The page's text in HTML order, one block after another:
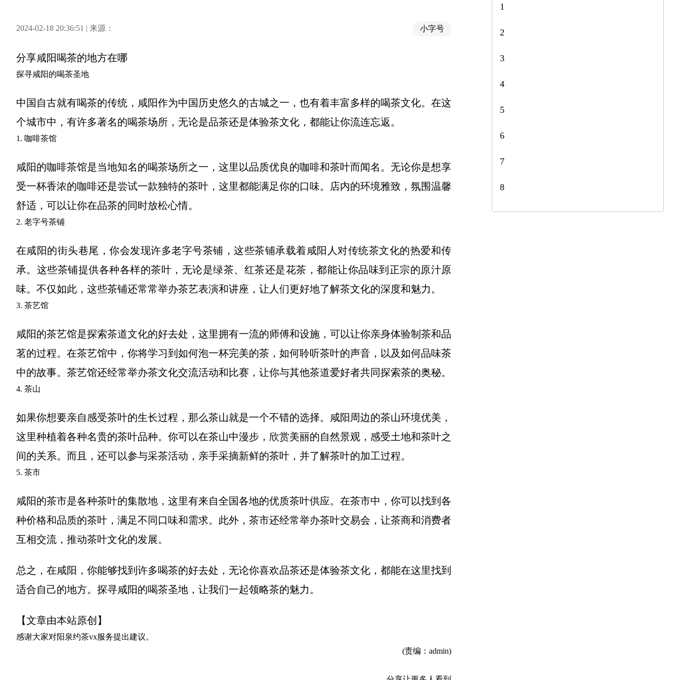
2024-02-18 20:36:51 | 来源： 小字号
分享咸阳喝茶的地方在哪
探寻咸阳的喝茶圣地
中国自古就有喝茶的传统，咸阳作为中国历史悠久的古城之一，也有着丰富多样的喝茶文化。在这
个城市中，有许多著名的喝茶场所，无论是品茶还是体验茶文化，都能让你流连忘返。
1. 咖啡茶馆
咸阳的咖啡茶馆是当地知名的喝茶场所之一，这里以品质优良的咖啡和茶叶而闻名。无论你是想享
受一杯香浓的咖啡还是尝试一款独特的茶叶，这里都能满足你的口味。店内的环境雅致，氛围温馨
舒适，可以让你在品茶的同时放松心情。
2. 老字号茶铺
在咸阳的街头巷尾，你会发现许多老字号茶铺，这些茶铺承载着咸阳人对传统茶文化的热爱和传
承。这些茶铺提供各种各样的茶叶，无论是绿茶、红茶还是花茶，都能让你品味到正宗的原汁原
味。不仅如此，这些茶铺还常常举办茶艺表演和讲座，让人们更好地了解茶文化的深度和魅力。
3. 茶艺馆
咸阳的茶艺馆是探索茶道文化的好去处，这里拥有一流的师傅和设施，可以让你亲身体验制茶和品
茗的过程。在茶艺馆中，你将学习到如何泡一杯完美的茶，如何聆听茶叶的声音，以及如何品味茶
中的故事。茶艺馆还经常举办茶文化交流活动和比赛，让你与其他茶道爱好者共同探索茶的奥秘。
4. 茶山
如果你想要亲自感受茶叶的生长过程，那么茶山就是一个不错的选择。咸阳周边的茶山环境优美，
这里种植着各种名贵的茶叶品种。你可以在茶山中漫步，欣赏美丽的自然景观，感受土地和茶叶之
间的关系。而且，还可以参与采茶活动，亲手采摘新鲜的茶叶，并了解茶叶的加工过程。
5. 茶市
咸阳的茶市是各种茶叶的集散地，这里有来自全国各地的优质茶叶供应。在茶市中，你可以找到各
种价格和品质的茶叶，满足不同口味和需求。此外，茶市还经常举办茶叶交易会，让茶商和消费者
互相交流，推动茶叶文化的发展。
总之，在咸阳，你能够找到许多喝茶的好去处，无论你喜欢品茶还是体验茶文化，都能在这里找到
适合自己的地方。探寻咸阳的喝茶圣地，让我们一起领略茶的魅力。
【文章由本站原创】
感谢大家对阳泉约茶vx服务提出建议。
(责编：admin)
1
2
3
4
5
6
7
8